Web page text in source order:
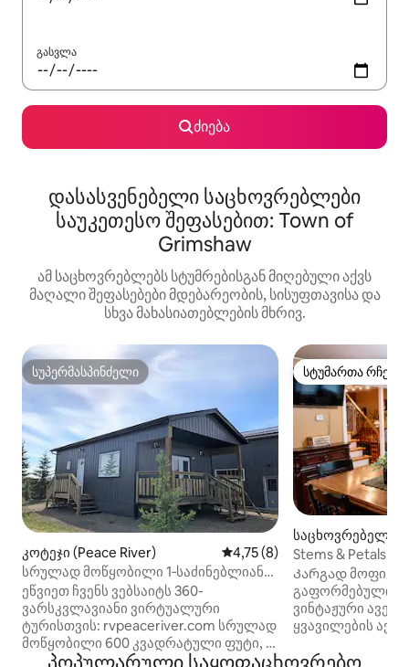
გასვლა
ძიება
დასასვენებელი საცხოვრებლები
საუკეთესო შეფასებით: Town of
Grimshaw
ამ საცხოვრებლებს სტუმრებისგან მიღებული აქვს
მაღალი შეფასებები მდებარეობის, სისუფთავისა და
სხვა მახასიათებლების მხრივ.
სუპერმასპინძელი
სუპერმასპინძელი
კოტეჯი (Peace River) საშუალო შეფასებაა 5‑დან
4,75 (8)
სრულად მოწყობილი 1‑საძინებლიანი
კოტეჯი 28
ეწვიეთ ჩვენს ვებსაიტს 360-
ვარსკვლავიანი ვირტუალური
ტურისთვის: rvpeaceriver.com სრულად
მოწყობილი 600 კვადრატული ფუტი, 1
საძინებელი, 1 სააბაზანო სახლი მზად
სტუმართა
სტუმართა
საცხოვრებელი
r)
Stems & Petals
Კარგად
გაფორმებული
ვინტაჟური
ყვავილების
როგორც Stems &